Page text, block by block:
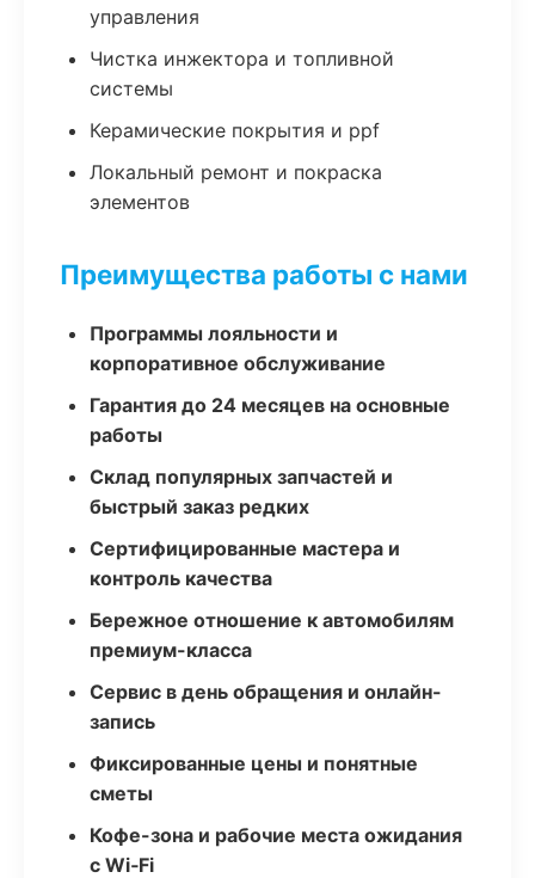
управления
Чистка инжектора и топливной
системы
Керамические покрытия и ppf
Локальный ремонт и покраска
элементов
Преимущества работы с нами
Программы лояльности и
корпоративное обслуживание
Гарантия до 24 месяцев на основные
работы
Склад популярных запчастей и
быстрый заказ редких
Сертифицированные мастера и
контроль качества
Бережное отношение к автомобилям
премиум-класса
Сервис в день обращения и онлайн-
запись
Фиксированные цены и понятные
сметы
Кофе-зона и рабочие места ожидания
с Wi‑Fi